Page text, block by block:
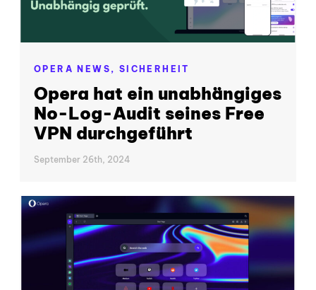
OPERA NEWS, SICHERHEIT
Opera hat ein unabhängiges
No-Log-Audit seines Free
VPN durchgeführt
September 26th, 2024